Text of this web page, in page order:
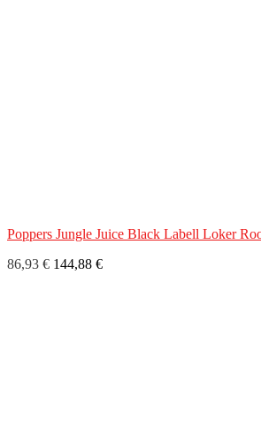
Poppers Jungle Juice Black Labell Loker
86,93 € 144,88 €